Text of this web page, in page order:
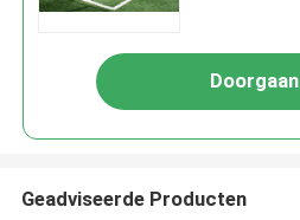
Doorgaan
Geadviseerde Producten